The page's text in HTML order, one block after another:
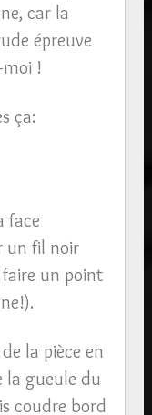
car la
épreuve
moi !
ça:
face
un fil noir
un point
la pièce en
la gueule du
coudre bord